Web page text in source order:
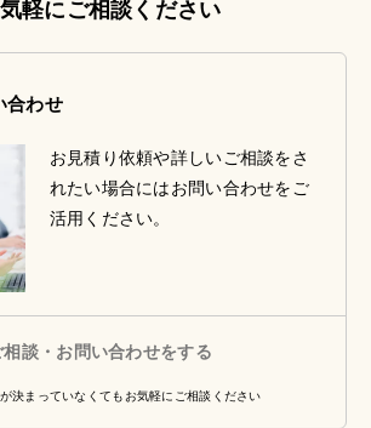
軽にご相談ください
合わせ
お見積り依頼や詳しいご相談をさ
れたい場合にはお問い合わせをご
活用ください。
相談・お問い合わせをする
決まっていなくてもお気軽にご相談ください